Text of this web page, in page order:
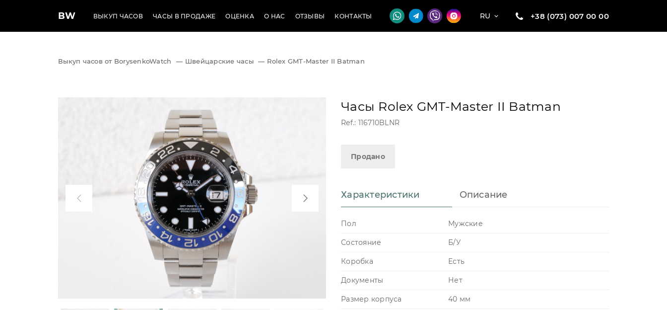
BW ВЫКУП ЧАСОВ ЧАСЫ В ПРОДАЖЕ ОЦЕНКА О НАС ОТЗЫВЫ КОНТАКТЫ RU +38 (073) 007 00 00
Выкуп часов от BorysenkoWatch — Швейцарские часы — Rolex GMT-Master II Batman
Часы Rolex GMT-Master II Batman
Ref.: 116710BLNR
Продано
Характеристики Описание
Пол Мужские
Состояние Б/У
Коробка Есть
Документы Нет
Размер корпуса 40 мм